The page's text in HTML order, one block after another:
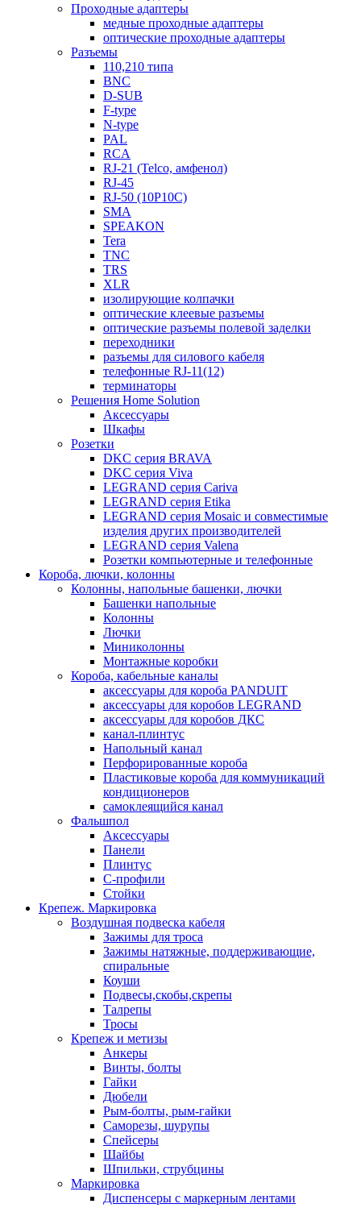
Проходные адаптеры
медные проходные адаптеры
оптические проходные адаптеры
Разъемы
110,210 типа
BNC
D-SUB
F-type
N-type
PAL
RCA
RJ-21 (Telco, амфенол)
RJ-45
RJ-50 (10P10C)
SMA
SPEAKON
Tera
TNC
TRS
XLR
изолирующие колпачки
оптические клеевые разъемы
оптические разъемы полевой заделки
переходники
разъемы для силового кабеля
телефонные RJ-11(12)
терминаторы
Решения Home Solution
Аксессуары
Шкафы
Розетки
DKC серия BRAVA
DKC серия Viva
LEGRAND серия Cariva
LEGRAND серия Etika
LEGRAND серия Mosaic и совместимые
изделия других производителей
LEGRAND серия Valena
Розетки компьютерные и телефонные
Короба, лючки, колонны
Колонны, напольные башенки, лючки
Башенки напольные
Колонны
Лючки
Миниколонны
Монтажные коробки
Короба, кабельные каналы
аксессуары для короба PANDUIT
аксессуары для коробов LEGRAND
аксессуары для коробов ДКС
канал-плинтус
Напольный канал
Перфорированные короба
Пластиковые короба для коммуникаций
кондиционеров
самоклеящийся канал
Фальшпол
Аксессуары
Панели
Плинтус
С-профили
Стойки
Крепеж. Маркировка
Воздушная подвеска кабеля
Зажимы для троса
Зажимы натяжные, поддерживающие,
спиральные
Коуши
Подвесы,скобы,скрепы
Талрепы
Тросы
Крепеж и метизы
Анкеры
Винты, болты
Гайки
Дюбели
Рым-болты, рым-гайки
Саморезы, шурупы
Спейсеры
Шайбы
Шпильки, струбцины
Маркировка
Диспенсеры с маркерным лентами